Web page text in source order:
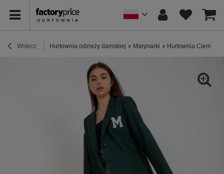
Wstecz Hurtownia odzieży damskiej Marynarki Hurtownia